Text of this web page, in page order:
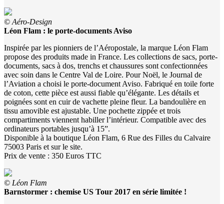
© Aéro-Design
Léon Flam : le porte-documents Aviso
Inspirée par les pionniers de l’Aéropostale, la marque Léon Flam
propose des produits made in France. Les collections de sacs, porte-
documents, sacs à dos, trenchs et chaussures sont confectionnées
avec soin dans le Centre Val de Loire. Pour Noël, le Journal de
l’Aviation a choisi le porte-document Aviso. Fabriqué en toile forte
de coton, cette pièce est aussi fiable qu’élégante. Les détails et
poignées sont en cuir de vachette pleine fleur. La bandoulière en
tissu amovible est ajustable. Une pochette zippée et trois
compartiments viennent habiller l’intérieur. Compatible avec des
ordinateurs portables jusqu’à 15”.
Disponible à la boutique Léon Flam, 6 Rue des Filles du Calvaire
75003 Paris et sur le site.
Prix de vente : 350 Euros TTC
© Léon Flam
Barnstormer : chemise US Tour 2017 en série limitée !